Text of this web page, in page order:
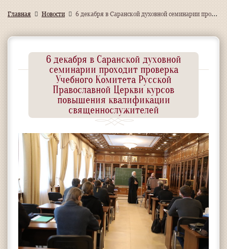
Главная Новости 6
декабря в Саранской духовной семинарии проходит проверка Учебного Комитета Русской Православной Церкви курсов повышения квалификации священнослужителей
6 декабря в Саранской духовной
семинарии проходит проверка
Учебного Комитета Русской
Православной Церкви курсов
повышения квалификации
священнослужителей